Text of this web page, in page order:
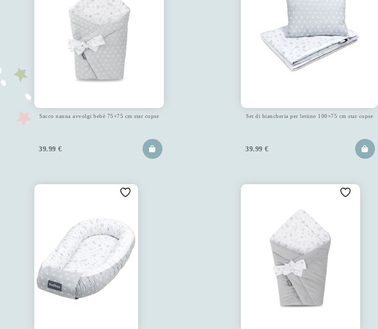
Sacco nanna avvolgi bebè 75×75 cm star copse
39.99 €
Set di biancheria per lettino 100×75 cm star copse
39.99 €